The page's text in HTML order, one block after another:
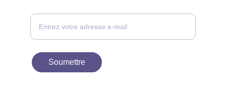
Soumettre